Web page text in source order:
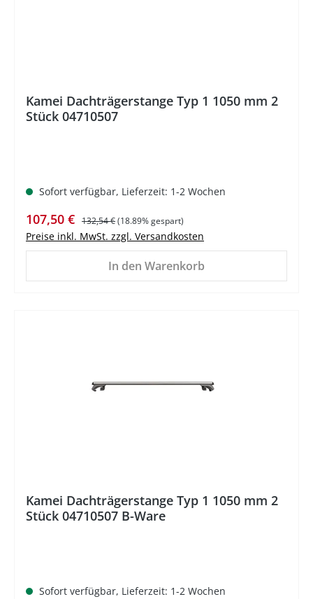
Kamei Dachträgerstange Typ 1 1050 mm 2
Stück 04710507
Sofort verfügbar, Lieferzeit: 1-2 Wochen
Verkaufspreis:
107,50 € Regulärer Preis:
132,54 €(18.89% gespart)
Preise inkl. MwSt. zzgl. Versandkosten
In den Warenkorb
Kamei Dachträgerstange Typ 1 1050 mm 2
Stück 04710507 B-Ware
Sofort verfügbar, Lieferzeit: 1-2 Wochen